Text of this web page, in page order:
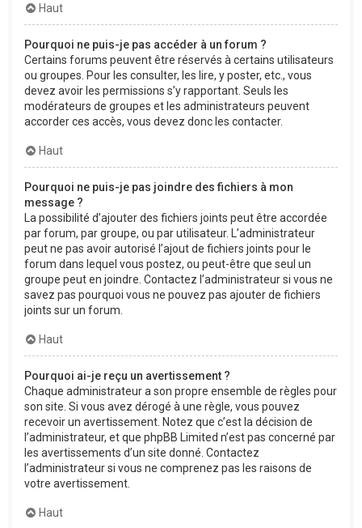
Haut
Pourquoi ne puis-je pas accéder à un forum ?
Certains forums peuvent être réservés à certains utilisateurs
ou groupes. Pour les consulter, les lire, y poster, etc., vous
devez avoir les permissions s’y rapportant. Seuls les
modérateurs de groupes et les administrateurs peuvent
accorder ces accès, vous devez donc les contacter.
Haut
Pourquoi ne puis-je pas joindre des fichiers à mon
message ?
La possibilité d’ajouter des fichiers joints peut être accordée
par forum, par groupe, ou par utilisateur. L’administrateur
peut ne pas avoir autorisé l’ajout de fichiers joints pour le
forum dans lequel vous postez, ou peut-être que seul un
groupe peut en joindre. Contactez l’administrateur si vous ne
savez pas pourquoi vous ne pouvez pas ajouter de fichiers
joints sur un forum.
Haut
Pourquoi ai-je reçu un avertissement ?
Chaque administrateur a son propre ensemble de règles pour
son site. Si vous avez dérogé à une règle, vous pouvez
recevoir un avertissement. Notez que c’est la décision de
l’administrateur, et que phpBB Limited n’est pas concerné par
les avertissements d’un site donné. Contactez
l’administrateur si vous ne comprenez pas les raisons de
votre avertissement.
Haut